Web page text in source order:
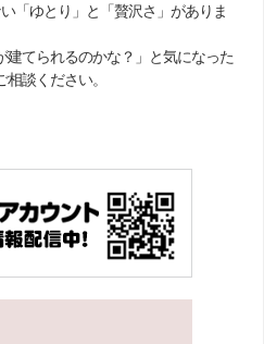
「ゆとり」と「贅沢さ」がありま
建てられるのかな？」と気になった
談ください。